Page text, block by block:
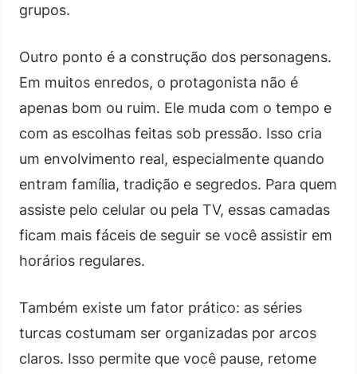
grupos.
Outro ponto é a construção dos personagens.
Em muitos enredos, o protagonista não é
apenas bom ou ruim. Ele muda com o tempo e
com as escolhas feitas sob pressão. Isso cria
um envolvimento real, especialmente quando
entram família, tradição e segredos. Para quem
assiste pelo celular ou pela TV, essas camadas
ficam mais fáceis de seguir se você assistir em
horários regulares.
Também existe um fator prático: as séries
turcas costumam ser organizadas por arcos
claros. Isso permite que você pause, retome